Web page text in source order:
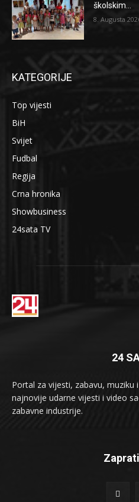
školskim...
8. Augusta
KATEGORIJE
Top vijesti
BiH
Svijet
Fudbal
Regija
Crna hronika
Showbusiness
24sata TV
24
Portal za vijesti, zabavu,
najnovije udarne vijesti i video
zabavne industrije.